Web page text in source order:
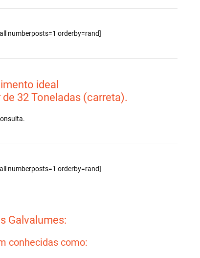
numberposts=1 orderby=rand]
ideal
de 32 Toneladas (carreta).
numberposts=1 orderby=rand]
Galvalumes:
conhecidas como: